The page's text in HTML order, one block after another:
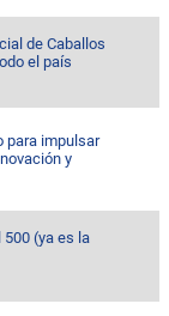
de Caballos
el país
para impulsar
y
500 (ya es la